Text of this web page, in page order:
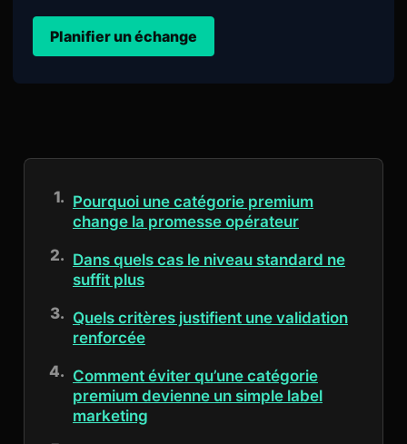
Planifier un échange
Pourquoi une catégorie premium
change la promesse opérateur
Dans quels cas le niveau standard ne
suffit plus
Quels critères justifient une validation
renforcée
Comment éviter qu’une catégorie
premium devienne un simple label
marketing